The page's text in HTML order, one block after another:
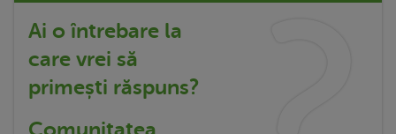
Ai o întrebare la
care vrei să
primești răspuns?